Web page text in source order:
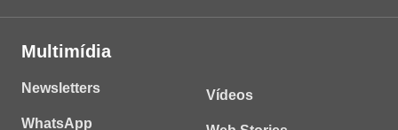
Multimídia
Newsletters
WhatsApp
Vídeos